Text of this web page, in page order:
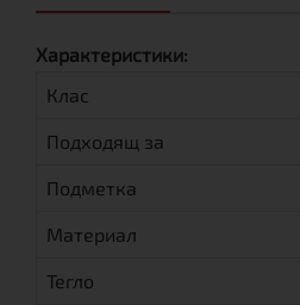
Характеристики:
Клас
Подходящ за
Подметка
Материал
Тегло